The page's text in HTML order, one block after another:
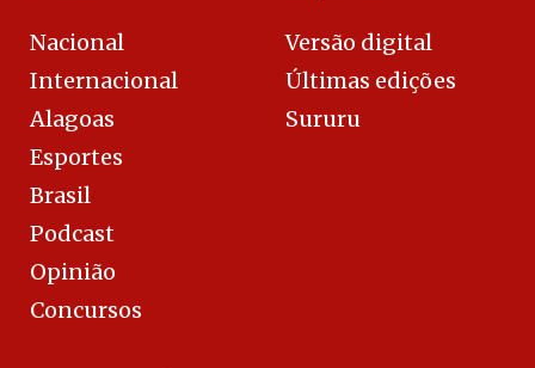
Nacional
Internacional
Alagoas
Esportes
Brasil
Podcast
Opinião
Concursos
Versão digital
Últimas edições
Sururu